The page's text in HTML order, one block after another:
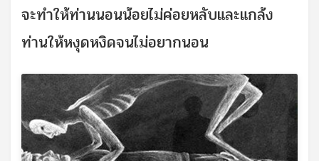
จะทำให้ท่านนอนน้อยไม่ค่อยหลับและแกล้ง
ท่านให้หงุดหงิดจนไม่อยากนอน